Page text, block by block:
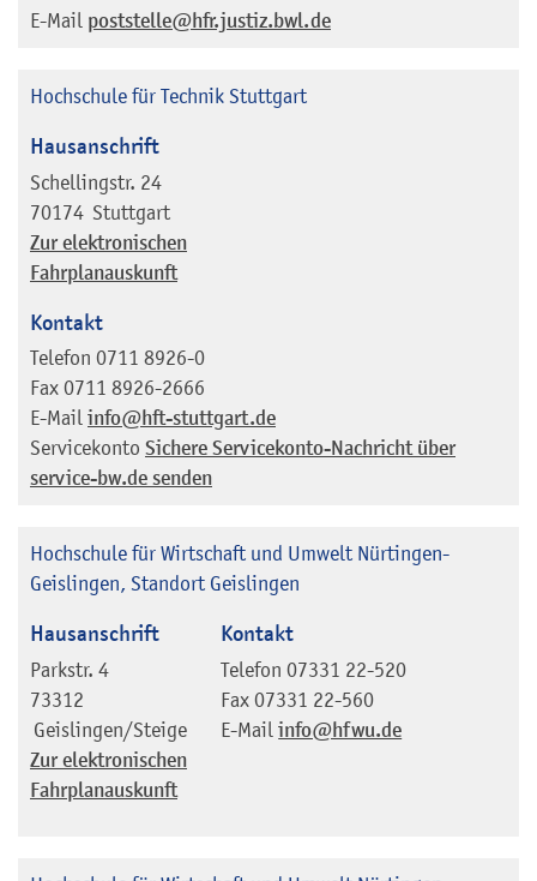
E-Mail poststelle@hfr.justiz.bwl.de
Hochschule für Technik Stuttgart
Hausanschrift
Schellingstr. 24
70174 Stuttgart
Zur elektronischen
Fahrplanauskunft
Kontakt
Telefon 0711 8926-0
Fax 0711 8926-2666
E-Mail info@hft-stuttgart.de
Servicekonto Sichere Servicekonto-Nachricht über
service-bw.de senden
Hochschule für Wirtschaft und Umwelt Nürtingen-
Geislingen, Standort Geislingen
Hausanschrift
Parkstr. 4
73312
Geislingen/Steige
Zur elektronischen
Fahrplanauskunft
Kontakt
Telefon 07331 22-520
Fax 07331 22-560
E-Mail info@hfwu.de